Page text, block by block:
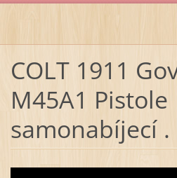
COLT 1911
M45A1 Pistole
samonabíjecí .